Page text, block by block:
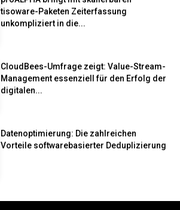
tisoware-Paketen Zeiterfassung
unkompliziert in die...
CloudBees-Umfrage zeigt: Value-Stream-
Management essenziell für den Erfolg der
digitalen...
Datenoptimierung: Die zahlreichen
Vorteile softwarebasierter Deduplizierung